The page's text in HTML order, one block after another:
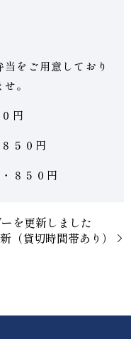
をご用意しており
。
円
５０円
８５０円
を更新しました
（貸切時間帯あり）